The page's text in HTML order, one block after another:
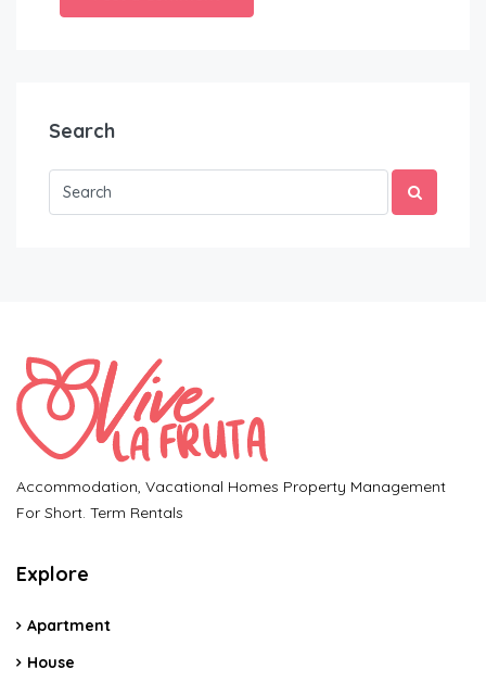
Search
Accommodation, Vacational Homes Property Management
For Short. Term Rentals
Explore
Apartment
House